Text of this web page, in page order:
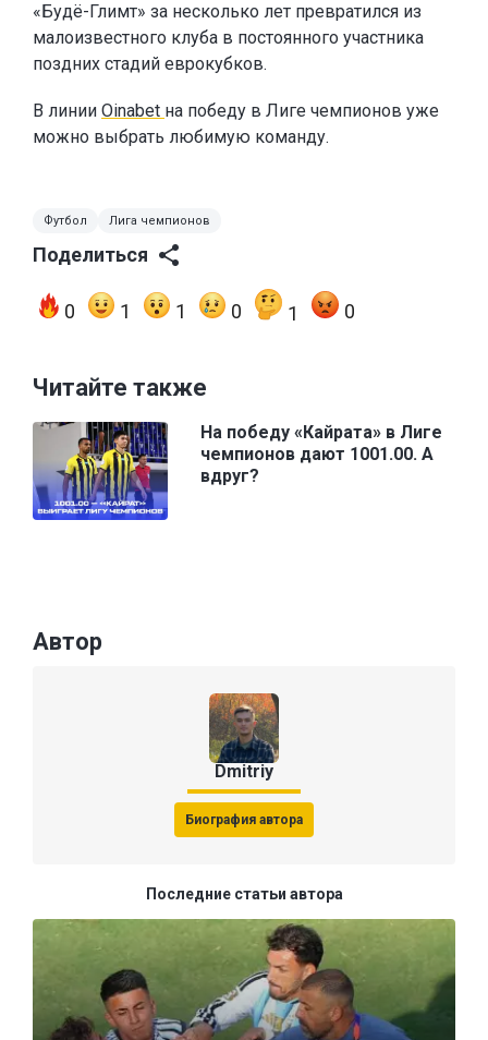
«Будё-Глимт» за несколько лет превратился из
малоизвестного клуба в постоянного участника
поздних стадий еврокубков.
В линии Oinabet на победу в Лиге чемпионов уже
можно выбрать любимую команду.
Футбол Лига чемпионов
Поделиться
0 1 1 0 1 0
Читайте также
На победу «Кайрата» в Лиге
чемпионов дают 1001.00. А
вдруг?
Автор
Dmitriy
Биография автора
Последние статьи автора